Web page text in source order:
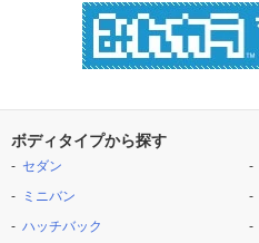
ボディタイプから探す
セダン
ミニバン
ハッチバック